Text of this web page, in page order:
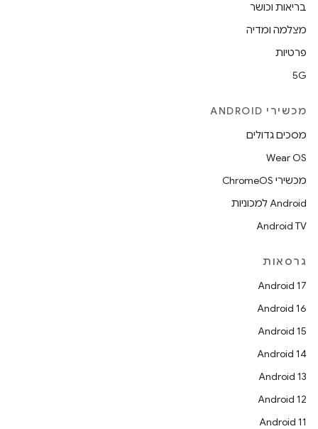
בריאות וכושר
מצלמה ומדיה
פרטיות
5G
מכשירי ANDROID
מסכים גדולים
Wear OS
מכשירי ChromeOS
Android למכוניות
Android TV
גרסאות
Android 17
Android 16
Android 15
Android 14
Android 13
Android 12
Android 11